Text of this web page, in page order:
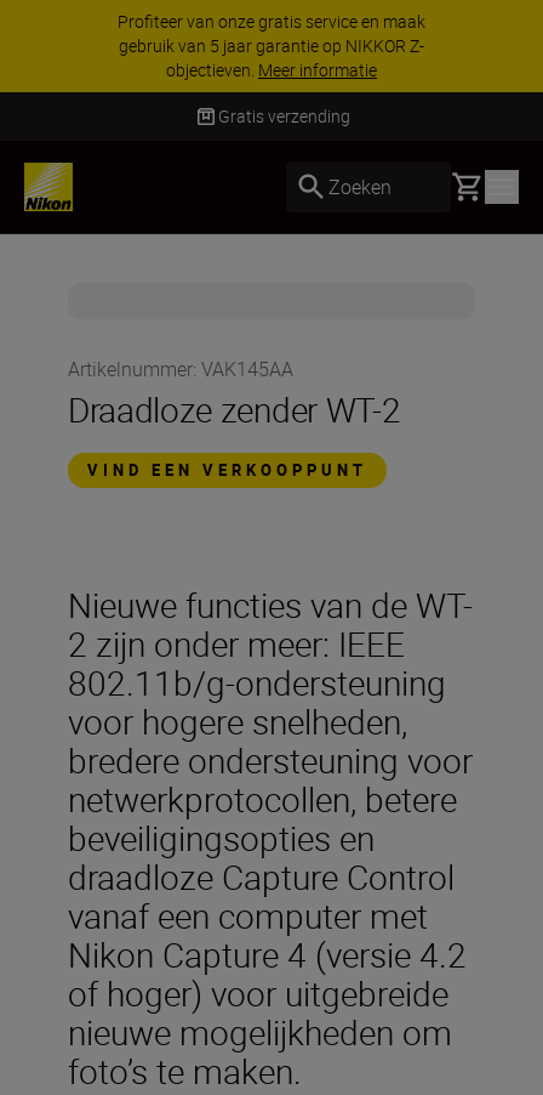
Profiteer van onze gratis service en maak
gebruik van 5 jaar garantie op NIKKOR Z-
objectieven. Meer informatie
Gratis verzending
Zoeken Basket
Artikelnummer: VAK145AA
Draadloze zender WT-2
VIND EEN VERKOOPPUNT
Nieuwe functies van de WT-
2 zijn onder meer: IEEE
802.11b/g-ondersteuning
voor hogere snelheden,
bredere ondersteuning voor
netwerkprotocollen, betere
beveiligingsopties en
draadloze Capture Control
vanaf een computer met
Nikon Capture 4 (versie 4.2
of hoger) voor uitgebreide
nieuwe mogelijkheden om
foto’s te maken.